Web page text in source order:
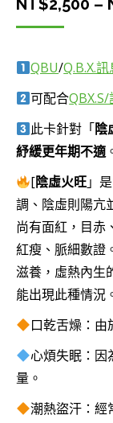
NT$2,500 –
QBU/Q.B.X.
可配合
此卡針對「陰
紓緩更年期不適
[陰虛火旺」
調、陰虛則陽亢
尚有面紅，目赤
紅瘦、脈細數證
滋養，虛熱內生
能出現此種情況
口乾舌燥：由
心煩失眠：因
量。
潮熱盜汗：經